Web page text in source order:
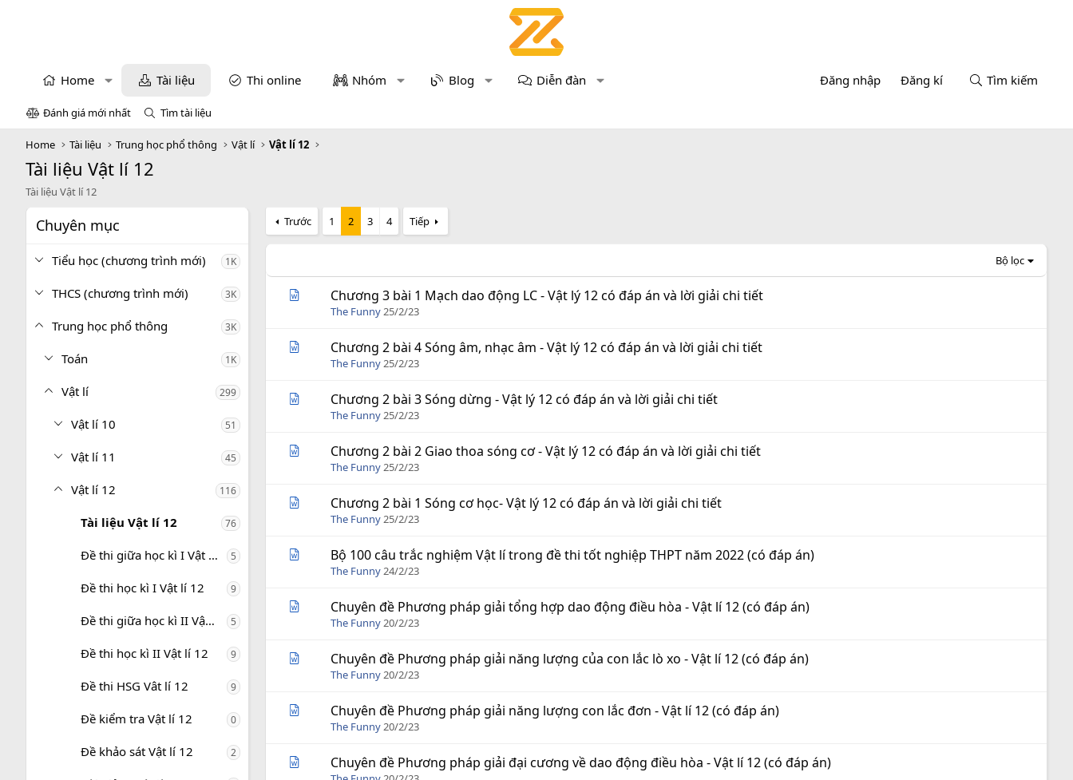
Home Tài liệu Thi online Nhóm Blog Diễn đàn Đăng nhập Đăng kí Tìm kiếm
Đánh giá mới nhất Tìm tài liệu
Home Tài liệu Trung học phổ thông Vật lí Vật lí 12
Tài liệu Vật lí 12
Tài liệu Vật lí 12
Chuyên mục
Tiểu học (chương trình mới) 1K
THCS (chương trình mới) 3K
Trung học phổ thông 3K
Toán 1K
Vật lí 299
Vật lí 10 51
Vật lí 11 45
Vật lí 12 116
Tài liệu Vật lí 12 76
Đề thi giữa học kì I Vật lí 12 5
Đề thi học kì I Vật lí 12 9
Đề thi giữa học kì II Vật lí 12 5
Đề thi học kì II Vật lí 12 9
Đề thi HSG Vât lí 12 9
Đề kiểm tra Vật lí 12 0
Đề khảo sát Vật lí 12 2
Trước 1 2 3 4 Tiếp
Bộ lọc
Chương 3 bài 1 Mạch dao động LC - Vật lý 12 có đáp án và lời giải chi tiết
The Funny25/2/23
Chương 2 bài 4 Sóng âm, nhạc âm - Vật lý 12 có đáp án và lời giải chi tiết
The Funny25/2/23
Chương 2 bài 3 Sóng dừng - Vật lý 12 có đáp án và lời giải chi tiết
The Funny25/2/23
Chương 2 bài 2 Giao thoa sóng cơ - Vật lý 12 có đáp án và lời giải chi tiết
The Funny25/2/23
Chương 2 bài 1 Sóng cơ học- Vật lý 12 có đáp án và lời giải chi tiết
The Funny25/2/23
Bộ 100 câu trắc nghiệm Vật lí trong đề thi tốt nghiệp THPT năm 2022 (có đáp án)
The Funny24/2/23
Chuyên đề Phương pháp giải tổng hợp dao động điều hòa - Vật lí 12 (có đáp án)
The Funny20/2/23
Chuyên đề Phương pháp giải năng lượng của con lắc lò xo - Vật lí 12 (có đáp án)
The Funny20/2/23
Chuyên đề Phương pháp giải năng lượng con lắc đơn - Vật lí 12 (có đáp án)
The Funny20/2/23
Chuyên đề Phương pháp giải đại cương về dao động điều hòa - Vật lí 12 (có đáp án)